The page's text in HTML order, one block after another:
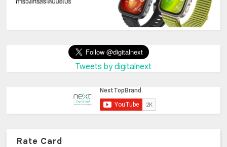
Tweets by digitalnext
Rate Card